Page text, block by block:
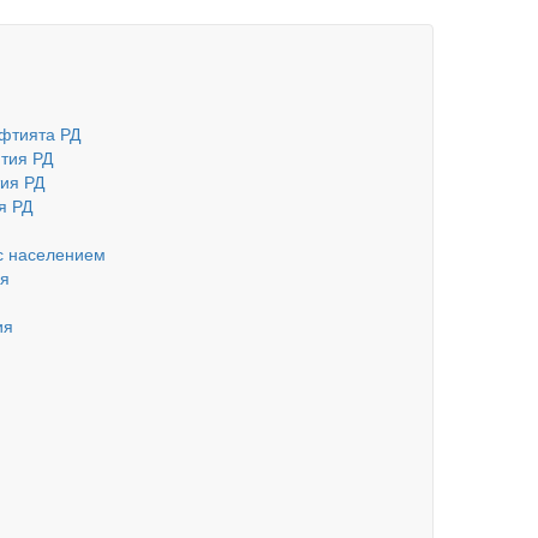
РД
РД
РД
РД
населением